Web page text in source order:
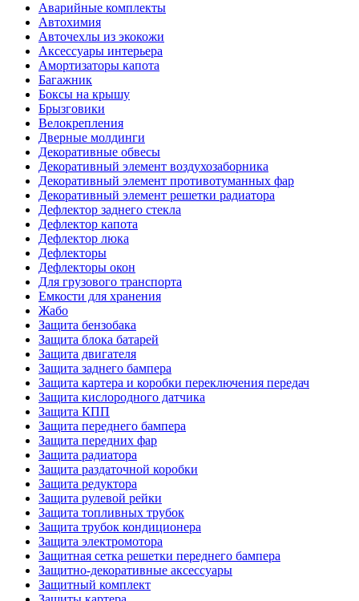
Аварийные комплекты
Автохимия
Авточехлы из экокожи
Аксессуары интерьера
Амортизаторы капота
Багажник
Боксы на крышу
Брызговики
Велокрепления
Дверные молдинги
Декоративные обвесы
Декоративный элемент воздухозаборника
Декоративный элемент противотуманных фар
Декоративный элемент решетки радиатора
Дефлектор заднего стекла
Дефлектор капота
Дефлектор люка
Дефлекторы
Дефлекторы окон
Для грузового транспорта
Емкости для хранения
Жабо
Защита бензобака
Защита блока батарей
Защита двигателя
Защита заднего бампера
Защита картера и коробки переключения передач
Защита кислородного датчика
Защита КПП
Защита переднего бампера
Защита передних фар
Защита радиатора
Защита раздаточной коробки
Защита редуктора
Защита рулевой рейки
Защита топливных трубок
Защита трубок кондиционера
Защита электромотора
Защитная сетка решетки переднего бампера
Защитно-декоративные аксессуары
Защитный комплект